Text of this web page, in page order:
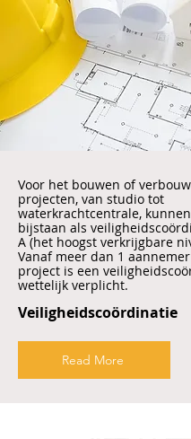
Voor het bouwen of
projecten, van studio tot
waterkrachtcentrale,
bijstaan als
A (het hoogst verkrijgbare
Vanaf meer dan 1
project is een
wettelijk verplicht.
Veiligheidscoördinatie
Read More